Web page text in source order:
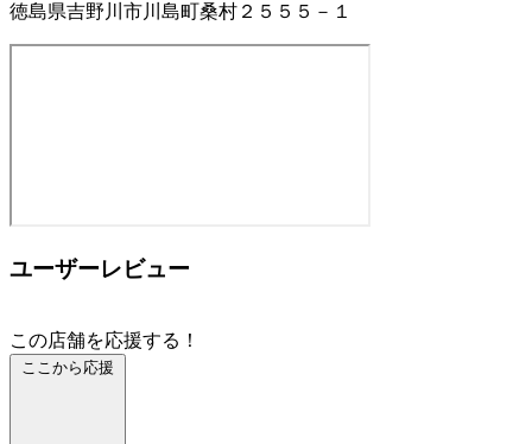
徳島県吉野川市川島町桑村２５５５－１
ユーザーレビュー
この店舗を応援する！
ここから応援